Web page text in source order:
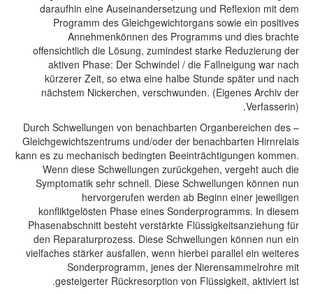
daraufhin eine Auseinandersetzung und Reflexion mit dem
Programm des Gleichgewichtorgans sowie ein positives
Annehmenkönnen des Programms und dies brachte
offensichtlich die Lösung, zumindest starke Reduzierung der
aktiven Phase: Der Schwindel / die Fallneigung war nach
kürzerer Zeit, so etwa eine halbe Stunde später und nach
nächstem Nickerchen, verschwunden. (Eigenes Archiv der
Verfasserin).
– Durch Schwellungen von benachbarten Organbereichen des
Gleichgewichtszentrums und/oder der benachbarten Hirnrelais
kann es zu mechanisch bedingten Beeinträchtigungen kommen.
Wenn diese Schwellungen zurückgehen, vergeht auch die
Symptomatik sehr schnell. Diese Schwellungen können nun
hervorgerufen werden ab Beginn einer jeweiligen
konfliktgelösten Phase eines Sonderprogramms. In diesem
Phasenabschnitt besteht verstärkte Flüssigkeitsanziehung für
den Reparaturprozess. Diese Schwellungen können nun ein
vielfaches stärker ausfallen, wenn hierbei parallel ein weiteres
Sonderprogramm, jenes der Nierensammelrohre mit
gesteigerter Rückresorption von Flüssigkeit, aktiviert ist.